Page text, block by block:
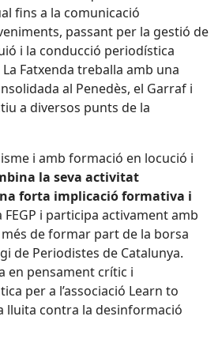
fins a la comunicació
passant per la gestió de
i la conducció periodística
Fatxenda treballa amb una
al Penedès, el Garraf i
a diversos punts de la
i amb formació en locució i
la seva activitat
forta implicació formativa i
FEGP i participa activament amb
més de formar part de la borsa
de Periodistes de Catalunya.
en pensament crític i
per a l’associació Learn to
lluita contra la desinformació